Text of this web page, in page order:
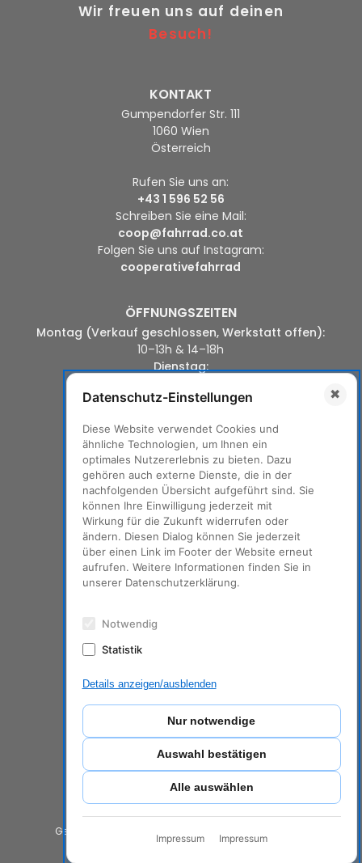
Wir freuen uns auf deinen
Besuch!
KONTAKT
Gumpendorfer Str. 111
1060 Wien
Österreich
Rufen Sie uns an:
+43 1 596 52 56
Schreiben Sie eine Mail:
coop@fahrrad.co.at
Folgen Sie uns auf Instagram:
cooperativefahrrad
ÖFFNUNGSZEITEN
Montag (Verkauf geschlossen, Werkstatt offen):
10–13h & 14–18h
Dienstag:
Mittwoch:
Donnerstag:
10–13h & 14–18h
Freitag:
10-13h & 14-19h
Samstag:
10–14h
LINKS
Impressum & Datenschutz
NEWSLETTER
Aktionen, News & Tipps ...
Anmelden
Archiv
© 2024
Gesellschaft zur Förderung der Fahrradkultur GmbH
Datenschutz-Einstellungen
Diese Website verwendet Cookies und
ähnliche Technologien, um Ihnen ein
optimales Nutzererlebnis zu bieten. Dazu
gehören auch externe Dienste, die in der
nachfolgenden Übersicht aufgeführt sind. Sie
können Ihre Einwilligung jederzeit mit
Wirkung für die Zukunft widerrufen oder
ändern. Diesen Dialog können Sie jederzeit
über einen Link im Footer der Website erneut
aufrufen. Weitere Informationen finden Sie in
unserer Datenschutzerklärung.
Notwendig
Statistik
Details anzeigen/ausblenden
Nur notwendige
Auswahl bestätigen
Alle auswählen
Impressum Impressum
✖